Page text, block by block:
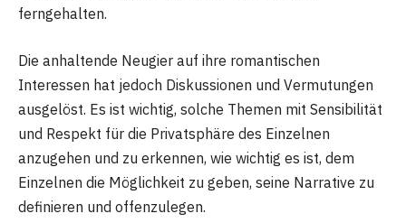
ferngehalten.
Die anhaltende Neugier auf ihre romantischen
Interessen hat jedoch Diskussionen und Vermutungen
ausgelöst. Es ist wichtig, solche Themen mit Sensibilität
und Respekt für die Privatsphäre des Einzelnen
anzugehen und zu erkennen, wie wichtig es ist, dem
Einzelnen die Möglichkeit zu geben, seine Narrative zu
definieren und offenzulegen.